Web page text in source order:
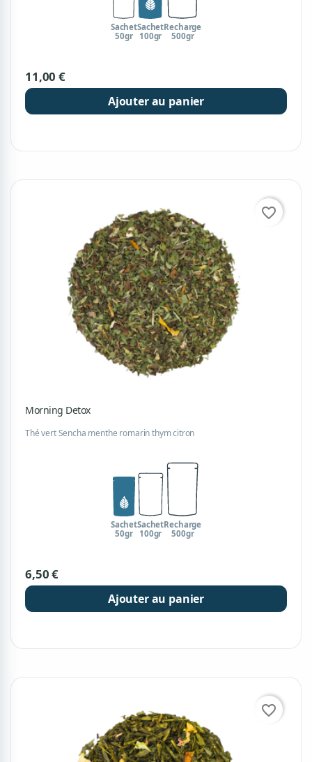
Sachet
50gr
Sachet
100gr
Recharge
500gr
11,00 €
Ajouter au panier
Morning Detox
Thé vert Sencha menthe romarin thym citron
Sachet
50gr
Sachet
100gr
Recharge
500gr
6,50 €
Ajouter au panier
favorite_border
favorite_border